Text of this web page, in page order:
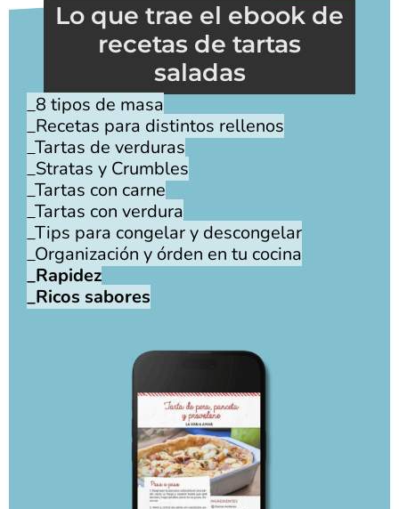
Lo que trae el ebook de
recetas de tartas
saladas
_8 tipos de masa
_Recetas para distintos rellenos
_Tartas de verduras
_Stratas y Crumbles
_Tartas con carne
_Tartas con verdura
_Tips para congelar y descongelar
_Organización y órden en tu cocina
_Rapidez
_Ricos sabores